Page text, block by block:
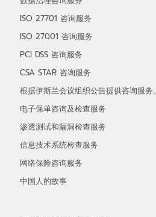
ISO 27701 咨询服务
ISO 27001 咨询服务
PCI DSS 咨询服务
CSA STAR 咨询服务
根据伊斯兰会议组织公告提供咨询服务。
电子保单咨询及检查服务
渗透测试和漏洞检查服务
信息技术系统检查服务
网络保险咨询服务
中国人的故事